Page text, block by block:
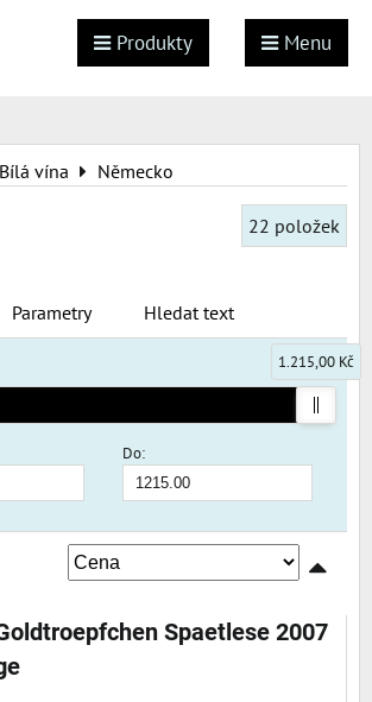
Produkty Menu
Bílá vína Německo
22 položek
Parametry Hledat text
Do:
1.215,00 Kč
Spaetlese 2007